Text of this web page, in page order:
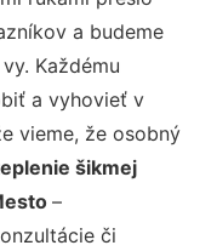
a budeme
Každému
a vyhovieť v
vieme, že osobný
šikmej
–
či